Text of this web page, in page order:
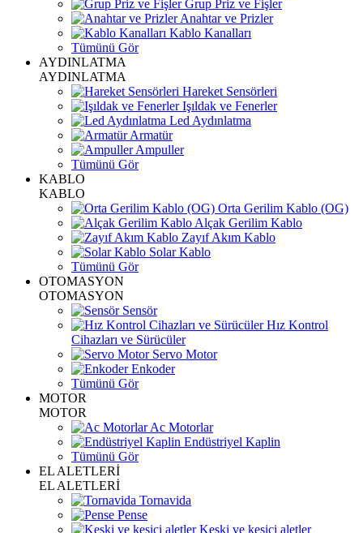
Grup Priz ve Fişler
Anahtar ve Prizler
Kablo Kanalları
Tümünü Gör
AYDINLATMA
AYDINLATMA
Hareket Sensörleri
Işıldak ve Fenerler
Led Aydınlatma
Armatür
Ampuller
Tümünü Gör
KABLO
KABLO
Orta Gerilim Kablo (OG)
Alçak Gerilim Kablo
Zayıf Akım Kablo
Solar Kablo
Tümünü Gör
OTOMASYON
OTOMASYON
Sensör
Hız Kontrol
Cihazları ve Sürücüler
Servo Motor
Enkoder
Tümünü Gör
MOTOR
MOTOR
Ac Motorlar
Endüstriyel Kaplin
Tümünü Gör
EL ALETLERİ
EL ALETLERİ
Tornavida
Pense
Keski ve kesici aletler